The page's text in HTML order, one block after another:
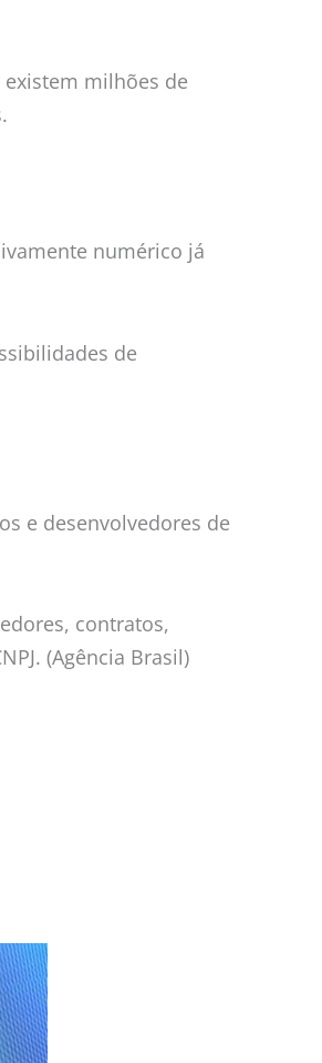
milhões de
numérico já
de
e desenvolvedores de
contratos,
(Agência Brasil)